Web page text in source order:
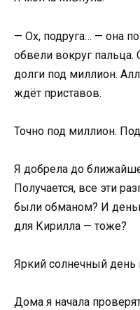
— Ох, подруга… — она
обвели вокруг пальца.
долги под миллион.
ждёт приставов.
Точно под миллион.
Я добрела до
Получается, все эти
были обманом? И
для Кирилла — тоже?
Яркий солнечный день
Дома я начала